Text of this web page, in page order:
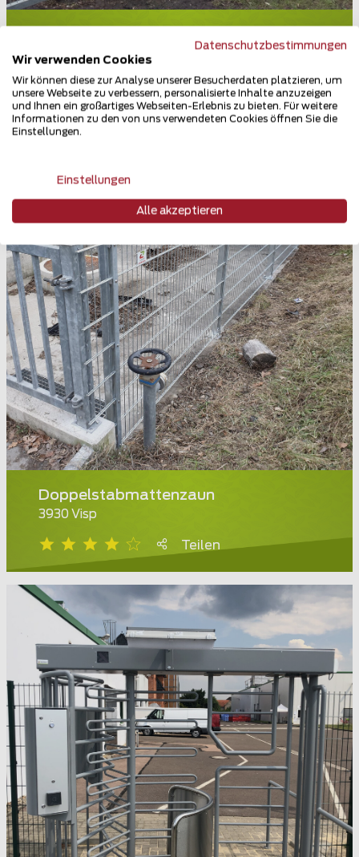
46236 Bottrop
Teilen
Doppelstabmattenzaun
3930 Visp
Teilen
Datenschutzbestimmungen
Wir verwenden Cookies
Wir können diese zur Analyse unserer Besucherdaten platzieren, um
unsere Webseite zu verbessern, personalisierte Inhalte anzuzeigen
und Ihnen ein großartiges Webseiten-Erlebnis zu bieten. Für weitere
Informationen zu den von uns verwendeten Cookies öffnen Sie die
Einstellungen.
Einstellungen
Alle akzeptieren